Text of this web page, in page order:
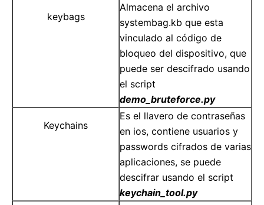
keybags
Almacena el archivo
systembag.kb que esta
vinculado al código de
bloqueo del dispositivo, que
puede ser descifrado usando
el script
demo_bruteforce.py
Keychains
Es el llavero de contraseñas
en ios, contiene usuarios y
passwords cifrados de varias
aplicaciones, se puede
descifrar usando el script
keychain_tool.py